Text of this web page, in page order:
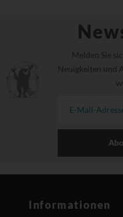
Melden Sie
Neuigkeiten und
Informationen